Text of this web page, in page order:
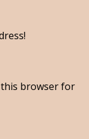
this browser for